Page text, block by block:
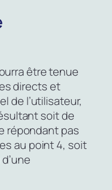
être tenue
directs et
de l’utilisateur,
soit de
répondant pas
au point 4, soit